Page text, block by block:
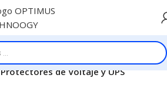
Protectores de Voltaje y UPS